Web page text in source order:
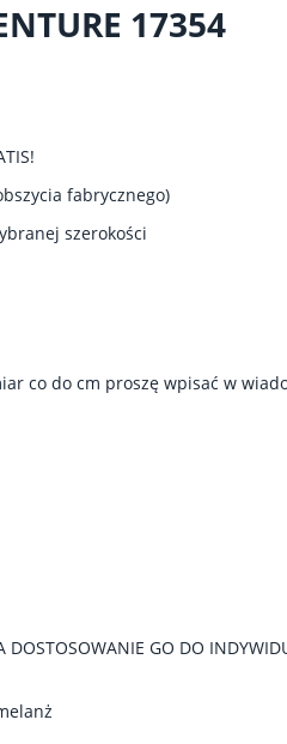
17354
fabrycznego)
szerokości
co do cm proszę wpisać w
GO DO